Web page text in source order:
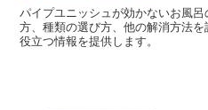
パイプユニッシュが効かないお風
方、種類の選び方、他の解消方法
役立つ情報を提供します。